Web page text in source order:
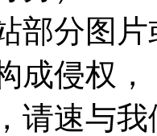
部分图
成侵权，
请速与